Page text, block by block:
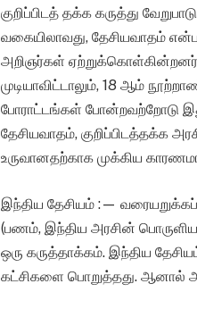
குறிப்பிடத் தக்க கருத்து
வகையிலாவது, தேசியவாதம்
அறிஞர்கள்
முடியாவிட்டாலும், 18 ஆம்
போராட்டங்கள் போன்றவற்றோடு
தேசியவாதம், குறிப்பிடத்தக்க
உருவானதற்காக முக்கிய
இந்திய தேசியம் :—
(பணம், இந்திய அரசின்
ஒரு கருத்தாக்கம். இந்திய
கட்சிகளை பொறுத்தது. ஆனால் அது